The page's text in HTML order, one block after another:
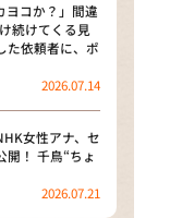
チ～
い！
ヨコか？」間違
続けてくる見
た依頼者に、ポ
2026.07.14
女性アナ、セ
開！ 千鳥“ちょ
2026.07.21